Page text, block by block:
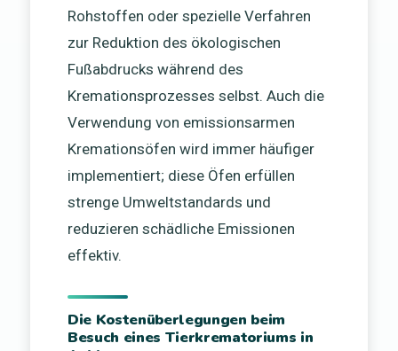
Rohstoffen oder spezielle Verfahren
zur Reduktion des ökologischen
Fußabdrucks während des
Kremationsprozesses selbst. Auch die
Verwendung von emissionsarmen
Kremationsöfen wird immer häufiger
implementiert; diese Öfen erfüllen
strenge Umweltstandards und
reduzieren schädliche Emissionen
effektiv.
Die Kostenüberlegungen beim
Besuch eines Tierkrematoriums in